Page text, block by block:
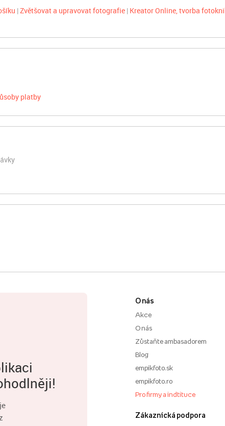
Zvětšovat a upravovat fotografie KreatorOnline, tvorba
platby
O nás
Akce
O nás
Zůstaňte ambasadorem
Blog
empikfoto.sk
empikfoto.ro
Pro firmy a indtituce
Zákaznícká podpora